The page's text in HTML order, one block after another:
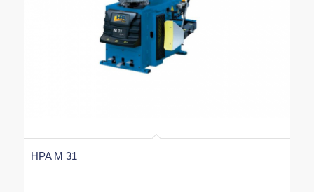
HPA M 31